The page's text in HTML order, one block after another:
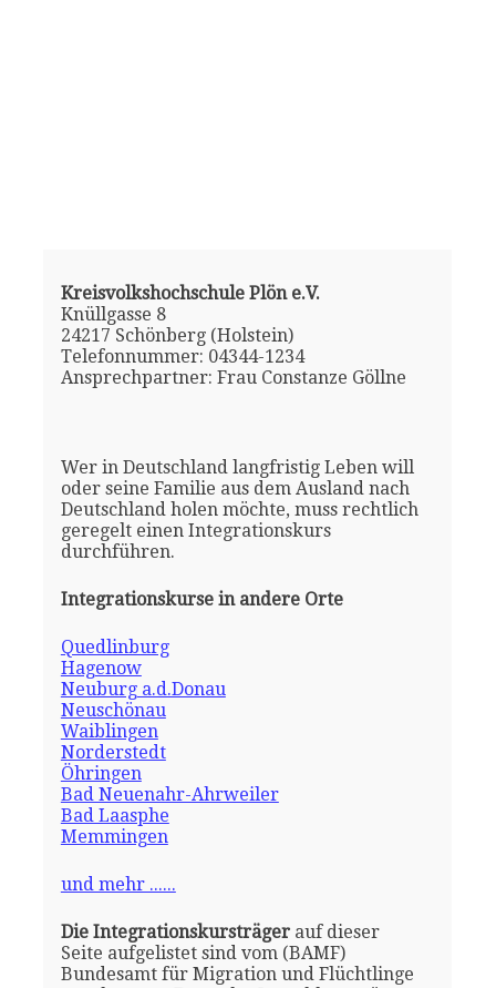
Kreisvolkshochschule Plön e.V.
Knüllgasse 8
24217 Schönberg (Holstein)
Telefonnummer: 04344-1234
Ansprechpartner: Frau Constanze Göllne
Wer in Deutschland langfristig Leben will
oder seine Familie aus dem Ausland nach
Deutschland holen möchte, muss rechtlich
geregelt einen Integrationskurs
durchführen.
Integrationskurse in andere Orte
Quedlinburg
Hagenow
Neuburg a.d.Donau
Neuschönau
Waiblingen
Norderstedt
Öhringen
Bad Neuenahr-Ahrweiler
Bad Laasphe
Memmingen
und mehr ......
Die Integrationskursträgerauf dieser
Seite aufgelistet sind vom (BAMF)
Bundesamt für Migration und Flüchtlinge